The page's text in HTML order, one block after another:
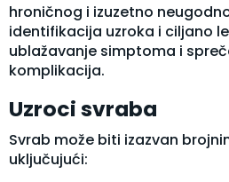
hroničnog i izuzetno
identifikacija uzroka i ciljano
ublažavanje simptoma i
komplikacija.
Uzroci svraba
Svrab može biti izazvan
uključujući: